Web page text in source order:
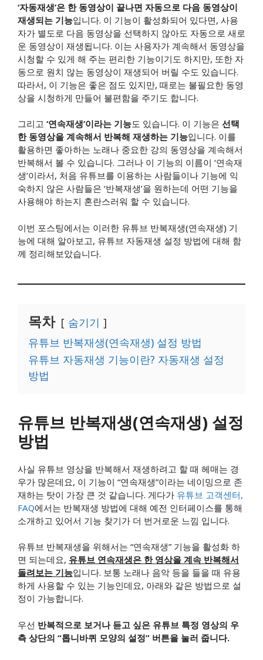
‘자동재생’은 한 동영상이 끝나면 자동으로 다음 동영상이
재생되는 기능입니다. 이 기능이 활성화되어 있다면, 사용
자가 별도로 다음 동영상을 선택하지 않아도 자동으로 새로
운 동영상이 재생됩니다. 이는 사용자가 계속해서 동영상을
시청할 수 있게 해 주는 편리한 기능이기도 하지만, 또한 자
동으로 원치 않는 동영상이 재생되어 버릴 수도 있습니다.
따라서, 이 기능은 좋은 점도 있지만, 때로는 불필요한 동영
상을 시청하게 만들어 불편함을 주기도 합니다.
그리고 ‘연속재생’이라는 기능도 있습니다. 이 기능은 선택
한 동영상을 계속해서 반복해 재생하는 기능입니다. 이를
활용하면 좋아하는 노래나 중요한 강의 동영상을 계속해서
반복해서 볼 수 있습니다. 그러나 이 기능의 이름이 ‘연속재
생’이라서, 처음 유튜브를 이용하는 사람들이나 기능에 익
숙하지 않은 사람들은 ‘반복재생’을 원하는데 어떤 기능을
사용해야 하는지 혼란스러워 할 수 있습니다.
이번 포스팅에서는 이러한 유튜브 반복재생(연속재생) 기
능에 대해 알아보고, 유튜브 자동재생 설정 방법에 대해 함
께 정리해보았습니다.
목차
숨기기
유튜브 반복재생(연속재생) 설정 방법
유튜브 자동재생 기능이란? 자동재생 설정
방법
유튜브 반복재생(연속재생) 설정
방법
사실 유튜브 영상을 반복해서 재생하려고 할 때 헤매는 경
우가 많은데요, 이 기능이 “연속재생”이라는 네이밍으로 존
재하는 탓이 가장 큰 것 같습니다. 게다가 유튜브 고객센터,
FAQ에서는 반복재생 방법에 대해 예전 인터페이스를 통해
소개하고 있어서 기능 찾기가 더 번거로운 느낌 입니다.
유튜브 반복재생을 위해서는 “연속재생” 기능을 활성화 하
면 되는데요, 유튜브 연속재생은 한 영상을 계속 반복해서
돌려보는 기능입니다. 보통 노래나 음악 등을 들을 때 유용
하게 사용할 수 있는 기능인데요, 아래와 같은 방법으로 설
정이 가능합니다.
우선 반복적으로 보거나 듣고 싶은 유튜브 특정 영상의 우
측 상단의 “톱니바퀴 모양의 설정” 버튼을 눌러 줍니다.